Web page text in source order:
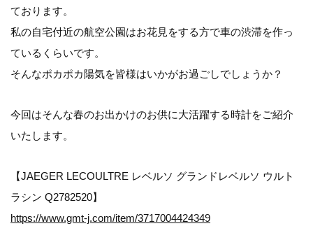
ております。
私の自宅付近の航空公園はお花見をする方で車の渋滞を作っ
ているくらいです。
そんなポカポカ陽気を皆様はいかがお過ごしでしょうか？
今回はそんな春のお出かけのお供に大活躍する時計をご紹介
いたします。
【JAEGER LECOULTRE レベルソ グランドレベルソ ウルト
ラシン Q2782520】
https://www.gmt-j.com/item/3717004424349